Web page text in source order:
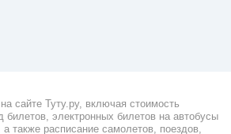
сайте Туту.ру, включая стоимость
билетов, электронных билетов на автобусы
а также расписание самолетов, поездов,